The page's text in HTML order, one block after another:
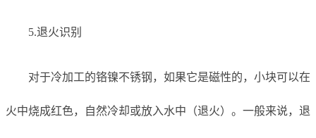
5.退火识别
对于冷加工的铬镍不锈钢，如果它是磁性的，小块可以在
火中烧成红色，自然冷却或放入水中（退火）。一般来说，退